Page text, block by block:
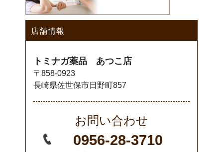
店舗情報
トミナガ薬品 あつこ店
〒858-0923
長崎県佐世保市日野町857
お問い合わせ
0956-28-3710